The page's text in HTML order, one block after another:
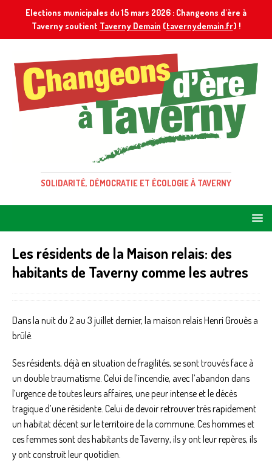
Elections municipales du 15 mars 2026 : Changeons d'ère à
Taverny soutient Taverny Demain (tavernydemain.fr) !
SOLIDARITÉ, DÉMOCRATIE ET ÉCOLOGIE À TAVERNY
Les résidents de la Maison relais: des
habitants de Taverny comme les autres
Dans la nuit du 2 au 3 juillet dernier, la maison relais Henri Grouès a
brûlé.
Ses résidents, déjà en situation de fragilités, se sont trouvés face à
un double traumatisme. Celui de l’incendie, avec l’abandon dans
l’urgence de toutes leurs affaires, une peur intense et le décès
tragique d’une résidente. Celui de devoir retrouver très rapidement
un habitat décent sur le territoire de la commune. Ces hommes et
ces femmes sont des habitants de Taverny, ils y ont leur repères, ils
y ont construit leur quotidien.